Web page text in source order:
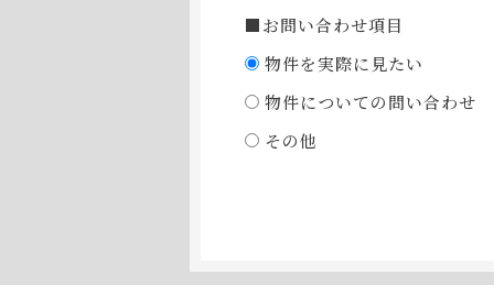
■お問い合わせ項目
物件を実際に見たい
物件についての問い合わせ
その他